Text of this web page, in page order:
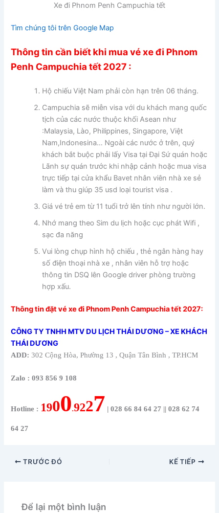
Xe đi Phnom Penh Campuchia tết
Tìm chúng tôi trên Google Map
Thông tin cần biết khi mua vé xe đi Phnom
Penh Campuchia tết 2027 :
Hộ chiếu Việt Nam phải còn hạn trên 06 tháng.
Campuchia sẽ miễn visa với du khách mang quốc
tịch của các nước thuộc khối Asean như
:Malaysia, Lào, Philippines, Singapore, Việt
Nam,Indonesina… Ngoài các nước ở trên, quý
khách bắt buộc phải lấy Visa tại Đại Sứ quán hoặc
Lãnh sự quán trước khi nhập cảnh hoặc mua visa
trực tiếp tại cửa khẩu Bavet nhân viên nhà xe sẻ
làm và thu giúp 35 usd loại tourist visa .
Giá vé trẻ em từ 11 tuổi trở lên tính như người lớn.
Nhớ mang theo Sim du lịch hoặc cục phát Wifi ,
sạc đa năng
Vui lòng chụp hình hộ chiếu , thẻ ngân hàng hay
số điện thoại nhà xe , nhân viên hỗ trợ hoặc
thông tin DSQ lên Google driver phòng trường
hợp xấu.
Thông tin đặt vé xe đi Phnom Penh Campuchia tết 2027:
CÔNG TY TNHH MTV DU LỊCH THÁI DƯƠNG – XE KHÁCH
THÁI DƯƠNG
ADD:302 Cộng Hòa, Phường 13 , Quận Tân Bình , TP.HCM
Zalo : 093 856 9 108
Hotline : 1900.9227 | 028 66 84 64 27 || 028 62 74
64 27
TRƯỚC ĐÓ KẾ TIẾP
Để lại một bình luận